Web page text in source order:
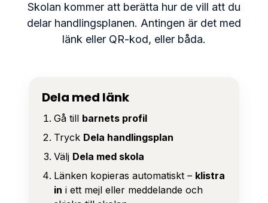
Skolan kommer att berätta hur de vill att du
delar handlingsplanen. Antingen är det med
länk eller QR-kod, eller båda.
Dela med länk
Gå till barnets profil
Tryck Dela handlingsplan
Välj Dela med skola
Länken kopieras automatiskt – klistra
in i ett mejl eller meddelande och